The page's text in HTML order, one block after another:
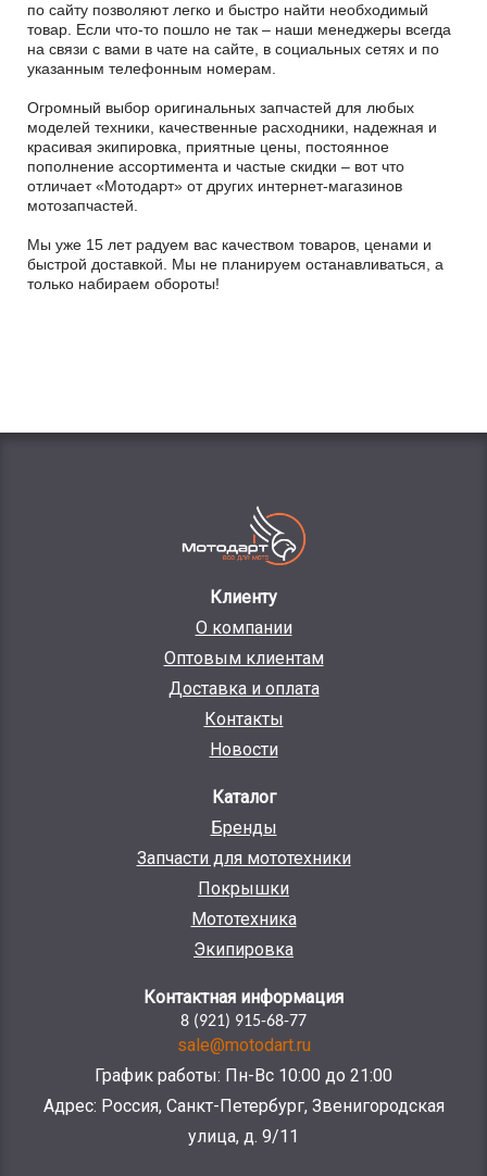
по сайту позволяют легко и быстро найти необходимый
товар. Если что-то пошло не так – наши менеджеры всегда
на связи с вами в чате на сайте, в социальных сетях и по
указанным телефонным номерам.
Огромный выбор оригинальных запчастей для любых
моделей техники, качественные расходники, надежная и
красивая экипировка, приятные цены, постоянное
пополнение ассортимента и частые скидки – вот что
отличает «Мотодарт» от других интернет-магазинов
мотозапчастей.
Мы уже 15 лет радуем вас качеством товаров, ценами и
быстрой доставкой. Мы не планируем останавливаться, а
только набираем обороты!
Клиенту
О компании
Оптовым клиентам
Доставка и оплата
Контакты
Новости
Каталог
Бренды
Запчасти для мототехники
Покрышки
Мототехника
Экипировка
Контактная информация
8 (921) 915-68-77
sale@motodart.ru
График работы: Пн-Вс 10:00 до 21:00
Адрес: Россия, Санкт-Петербург, Звенигородская
улица, д. 9/11